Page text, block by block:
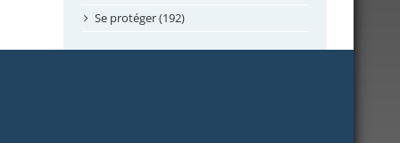
septembre 2023
Se protéger (192)